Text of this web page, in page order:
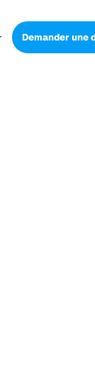
Demander une